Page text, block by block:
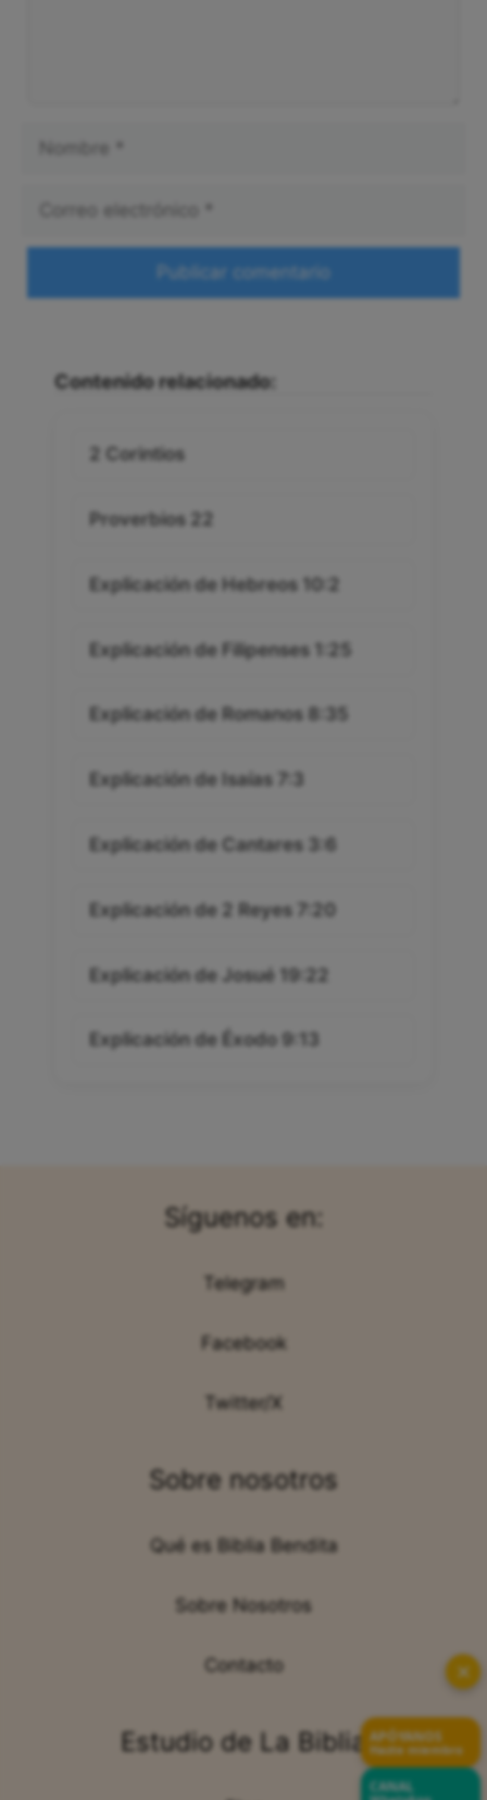
Contenido relacionado:
2 Corintios
Proverbios 22
Explicación de Hebreos 10:2
Explicación de Filipenses 1:25
Explicación de Romanos 8:35
Explicación de Isaías 7:3
Explicación de Cantares 3:6
Explicación de 2 Reyes 7:20
Explicación de Josué 19:22
Explicación de Éxodo 9:13
Síguenos en:
Telegram
Facebook
Twitter/X
Sobre nosotros
Qué es Biblia Bendita
Sobre Nosotros
Contacto
Estudio de La Biblia
✕
APÓYANOS
Hazte miembro
CANAL